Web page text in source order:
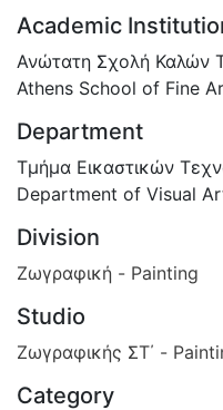
Academic
Ανώτατη Σχολή Καλών
Athens School of Fine
Department
Τμήμα Εικαστικών
Department of Visual
Division
Ζωγραφική - Painting
Studio
Ζωγραφικής ΣΤ΄ -
Category